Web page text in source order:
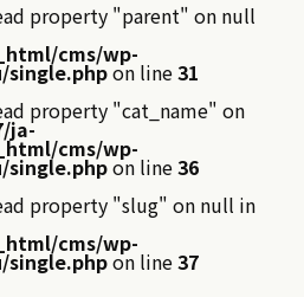
property "parent" on null
cms/wp-
on line31
property "cat_name" on
ja-
cms/wp-
on line36
property "slug" on null in
cms/wp-
on line37